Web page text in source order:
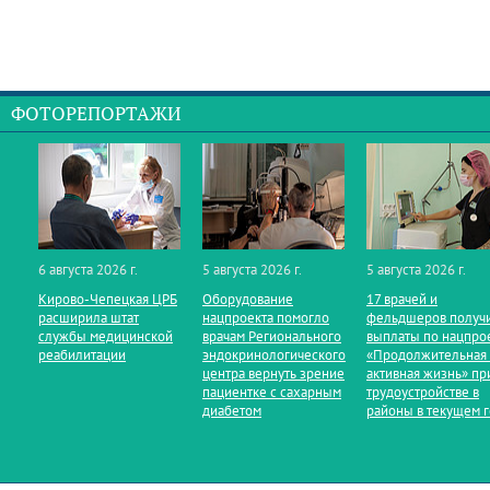
ФОТОРЕПОРТАЖИ
6 августа 2026 г.
Кирово‑Чепецкая ЦРБ
расширила штат
службы медицинской
реабилитации
5 августа 2026 г.
Оборудование
нацпроекта помогло
врачам Регионального
эндокринологического
центра вернуть зрение
пациентке с сахарным
диабетом
5 августа 2026 г.
17 врачей и
фельдшеров
выплаты по
«Продолжительная
активная жизнь»
трудоустройстве в
районы в текущем